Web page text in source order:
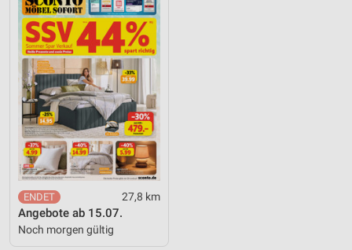
27,8 km
Angebote ab 15.07.
Noch morgen gültig